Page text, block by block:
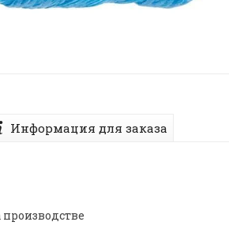
Информация для заказа